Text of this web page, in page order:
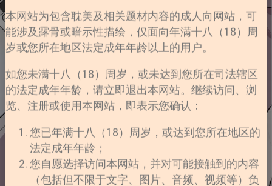
本网站为包含耽美及相关题材内容的成人向网站，可
能涉及露骨或暗示性描绘，仅面向年满十八（18）周
岁或您所在地区法定成年年龄以上的用户。
如您未满十八（18）周岁，或未达到您所在司法辖区
的法定成年年龄，请立即退出本网站。继续访问、浏
览、注册或使用本网站，即表示您确认：
您已年满十八（18）周岁，或达到您所在地区的
法定成年年龄；
您自愿选择访问本网站，并对可能接触到的内容
（包括但不限于文字、图片、音频、视频等）负